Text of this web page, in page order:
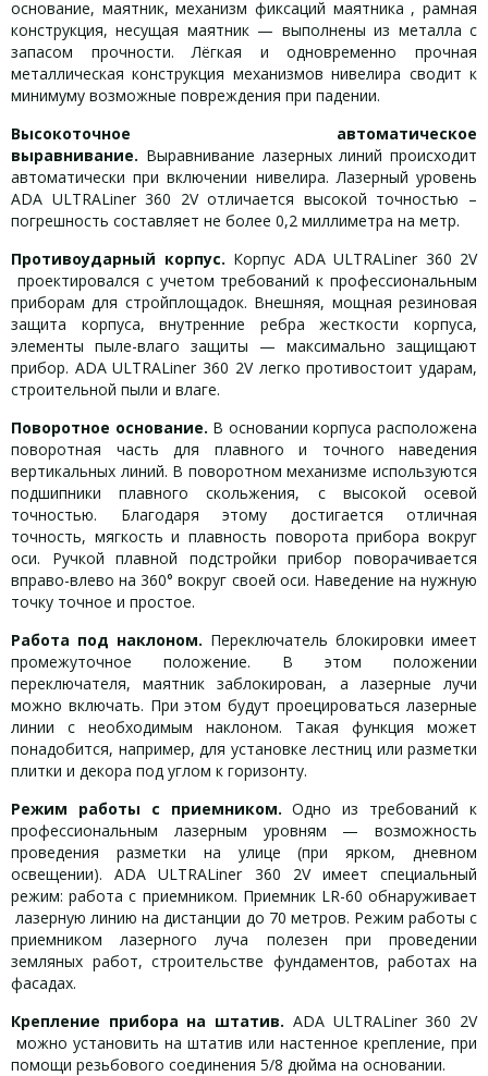
основание, маятник, механизм фиксаций маятника , рамная
конструкция, несущая маятник — выполнены из металла с
запасом прочности. Лёгкая и одновременно прочная
металлическая конструкция механизмов нивелира сводит к
минимуму возможные повреждения при падении.
Высокоточное автоматическое
выравнивание. Выравнивание лазерных линий происходит
автоматически при включении нивелира. Лазерный уровень
ADA ULTRALiner 360 2V отличается высокой точностью –
погрешность составляет не более 0,2 миллиметра на метр.
Противоударный корпус. Корпус ADA ULTRALiner 360 2V
проектировался с учетом требований к профессиональным
приборам для стройплощадок. Внешняя, мощная резиновая
защита корпуса, внутренние ребра жесткости корпуса,
элементы пыле-влаго защиты — максимально защищают
прибор. ADA ULTRALiner 360 2V легко противостоит ударам,
строительной пыли и влаге.
Поворотное основание. В основании корпуса расположена
поворотная часть для плавного и точного наведения
вертикальных линий. В поворотном механизме используются
подшипники плавного скольжения, с высокой осевой
точностью. Благодаря этому достигается отличная
точность, мягкость и плавность поворота прибора вокруг
оси. Ручкой плавной подстройки прибор поворачивается
вправо-влево на 360° вокруг своей оси. Наведение на нужную
точку точное и простое.
Работа под наклоном. Переключатель блокировки имеет
промежуточное положение. В этом положении
переключателя, маятник заблокирован, а лазерные лучи
можно включать. При этом будут проецироваться лазерные
линии с необходимым наклоном. Такая функция может
понадобится, например, для установке лестниц или разметки
плитки и декора под углом к горизонту.
Режим работы с приемником.Одно из требований к
профессиональным лазерным уровням — возможность
проведения разметки на улице (при ярком, дневном
освещении). ADA ULTRALiner 360 2V имеет специальный
режим: работа с приемником. Приемник LR-60 обнаруживает
лазерную линию на дистанции до 70 метров. Режим работы с
приемником лазерного луча полезен при проведении
земляных работ, строительстве фундаментов, работах на
фасадах.
Крепление прибора на штатив. ADA ULTRALiner 360 2V
можно установить на штатив или настенное крепление, при
помощи резьбового соединения 5/8 дюйма на основании.